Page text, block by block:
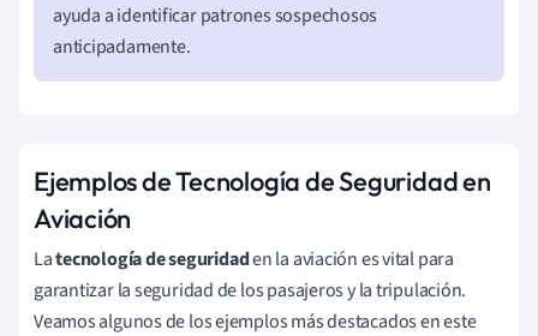
ayuda a identificar patrones sospechosos
anticipadamente.
Ejemplos de Tecnología de Seguridad en
Aviación
Latecnología de seguridaden la aviación es vital para
garantizar la seguridad de los pasajeros y la tripulación.
Veamos algunos de los ejemplos más destacados en este